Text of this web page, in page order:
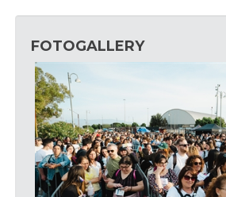
FOTOGALLERY